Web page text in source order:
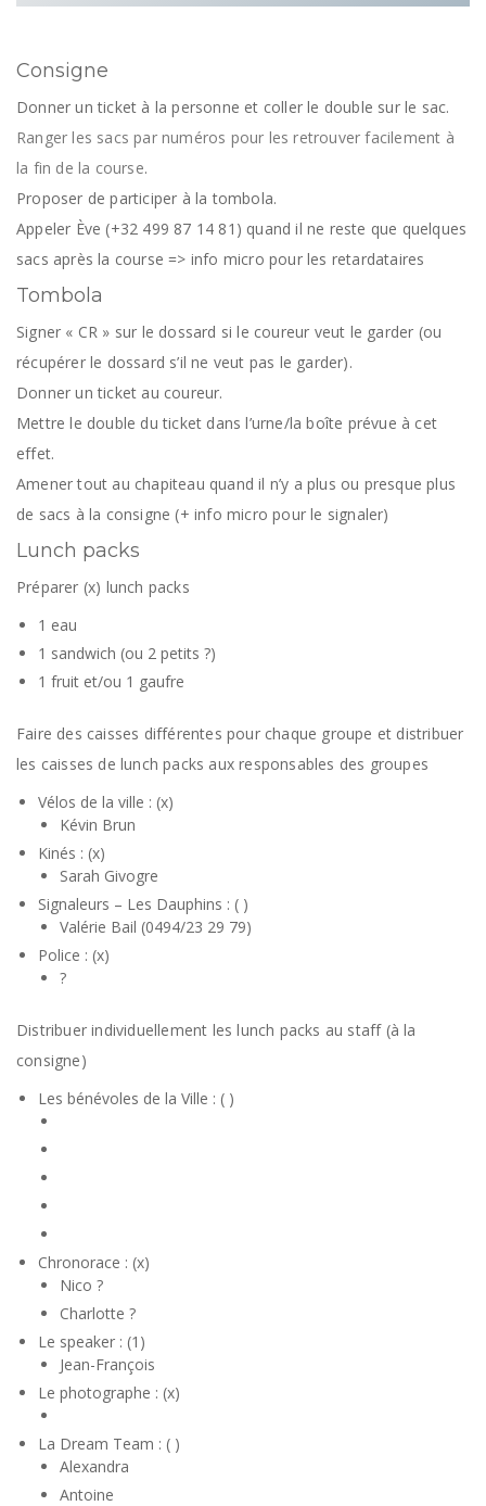
Consigne
Donner un ticket à la personne et coller le double sur le sac.
Ranger les sacs par numéros pour les retrouver facilement à
la fin de la course.
Proposer de participer à la tombola.
Appeler Ève (+32 499 87 14 81) quand il ne reste que quelques
sacs après la course => info micro pour les retardataires
Tombola
Signer « CR » sur le dossard si le coureur veut le garder (ou
récupérer le dossard s’il ne veut pas le garder).
Donner un ticket au coureur.
Mettre le double du ticket dans l’urne/la boîte prévue à cet
effet.
Amener tout au chapiteau quand il n’y a plus ou presque plus
de sacs à la consigne (+ info micro pour le signaler)
Lunch packs
Préparer (x) lunch packs
1 eau
1 sandwich (ou 2 petits ?)
1 fruit et/ou 1 gaufre
Faire des caisses différentes pour chaque groupe et distribuer
les caisses de lunch packs aux responsables des groupes
Vélos de la ville : (x)
Kévin Brun
Kinés : (x)
Sarah Givogre
Signaleurs – Les Dauphins : ( )
Valérie Bail (0494/23 29 79)
Police : (x)
?
Distribuer individuellement les lunch packs au staff (à la
consigne)
Les bénévoles de la Ville : ( )
Chronorace : (x)
Nico ?
Charlotte ?
Le speaker : (1)
Jean-François
Le photographe : (x)
La Dream Team : ( )
Alexandra
Antoine